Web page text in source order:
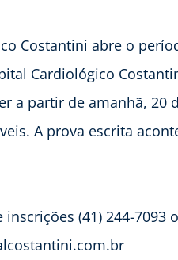
Costantini abre o
Cardiológico
a partir de amanhã,
A prova escrita
(41) 244-7093